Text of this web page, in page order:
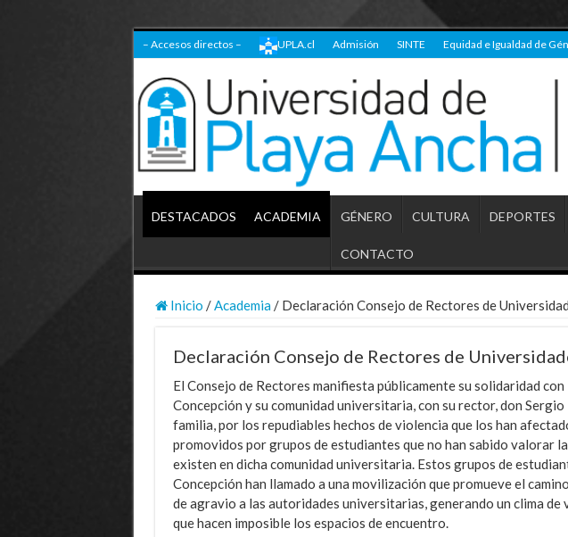
– Accesos directos – UPLA.cl Admisión SINTE Equidad e Igualdad de
DESTACADOS ACADEMIA GÉNERO CULTURA DEPORTES
CONTACTO
Inicio / Academia / Declaración Consejo de Rectores de
Declaración Consejo de Rectores de
El Consejo de Rectores manifiesta públicamente su solidaridad
Concepción y su comunidad universitaria, con su rector, don
familia, por los repudiables hechos de violencia que los han
promovidos por grupos de estudiantes que no han sabido valorar
existen en dicha comunidad universitaria. Estos grupos de
Concepción han llamado a una movilización que promueve el
de agravio a las autoridades universitarias, generando un clima de
que hacen imposible los espacios de encuentro.